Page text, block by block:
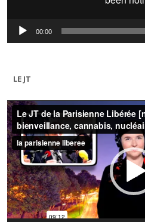
00:00
LE JT
Lecteur
vidéo